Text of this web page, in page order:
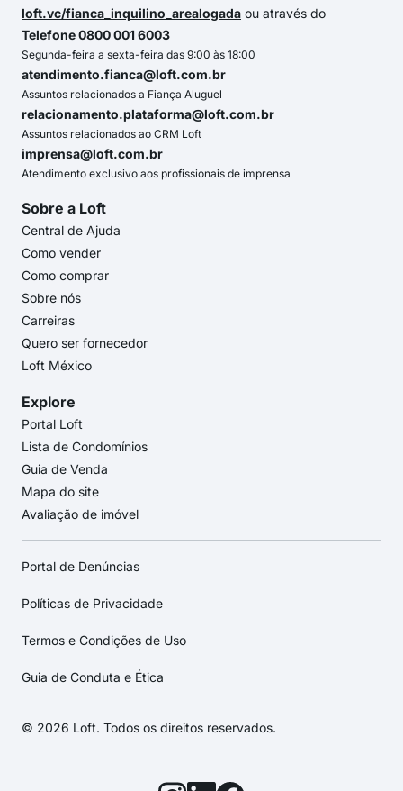
loft.vc/fianca_inquilino_arealogada ou através do
Telefone 0800 001 6003
Segunda-feira a sexta-feira das 9:00 às 18:00
atendimento.fianca@loft.com.br
Assuntos relacionados a Fiança Aluguel
relacionamento.plataforma@loft.com.br
Assuntos relacionados ao CRM Loft
imprensa@loft.com.br
Atendimento exclusivo aos profissionais de imprensa
Sobre a Loft
Central de Ajuda
Como vender
Como comprar
Sobre nós
Carreiras
Quero ser fornecedor
Loft México
Explore
Portal Loft
Lista de Condomínios
Guia de Venda
Mapa do site
Avaliação de imóvel
Portal de Denúncias
Políticas de Privacidade
Termos e Condições de Uso
Guia de Conduta e Ética
© 2026 Loft. Todos os direitos reservados.